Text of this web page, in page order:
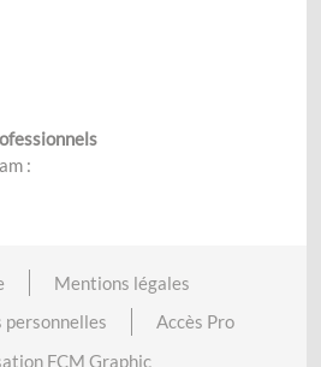
:
Mentions légales
personnelles
Accès Pro
FCM Graphic